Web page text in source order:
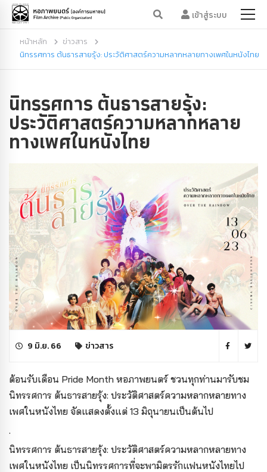
เข้าสู่ระบบ
หน้าหลัก
ข่าวสาร
นิทรรศการ ต้นธารสายรุ้ง: ประวัติศาสตร์ความหลากหลายทางเพศในหนังไทย
นิทรรศการ ต้นธารสายรุ้ง:
ประวัติศาสตร์ความหลากหลาย
ทางเพศในหนังไทย
9 มิ.ย. 66 ข่าวสาร
ต้อนรับเดือน Pride Month หอภาพยนตร์ ชวนทุกท่านมารับชม
นิทรรศการ ต้นธารสายรุ้ง: ประวัติศาสตร์ความหลากหลายทาง
เพศในหนังไทย จัดแสดงตั้งแต่ 13 มิถุนายนเป็นต้นไป
.
นิทรรศการ ต้นธารสายรุ้ง: ประวัติศาสตร์ความหลากหลายทาง
เพศในหนังไทย เป็นนิทรรศการที่จะพามิตรรักแฟนหนังไทยไป